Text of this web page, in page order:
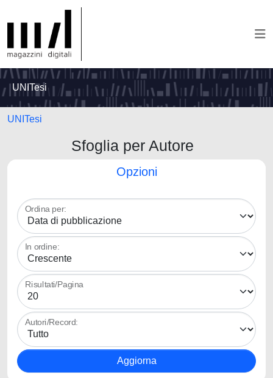
UNITesi
UNITesi
Sfoglia per Autore
Opzioni
Ordina per:
In ordine:
Risultati/Pagina
Autori/Record: